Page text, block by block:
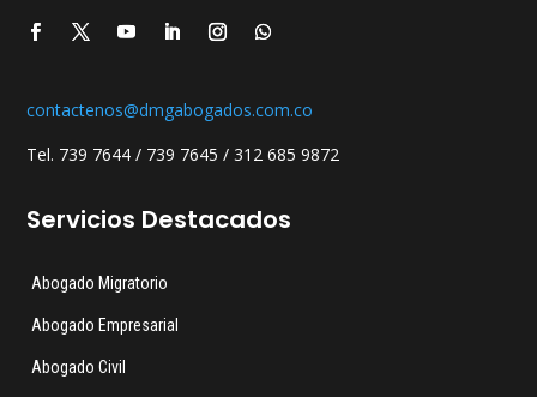
contactenos@dmgabogados.com.co
Tel. 739 7644 / 739 7645 / 312 685 9872
Servicios Destacados
Abogado Migratorio
Abogado Empresarial
Abogado Civil